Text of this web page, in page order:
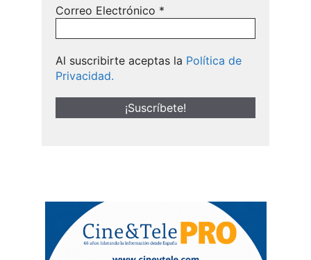
Correo Electrónico *
Al suscribirte aceptas la Política de
Privacidad.